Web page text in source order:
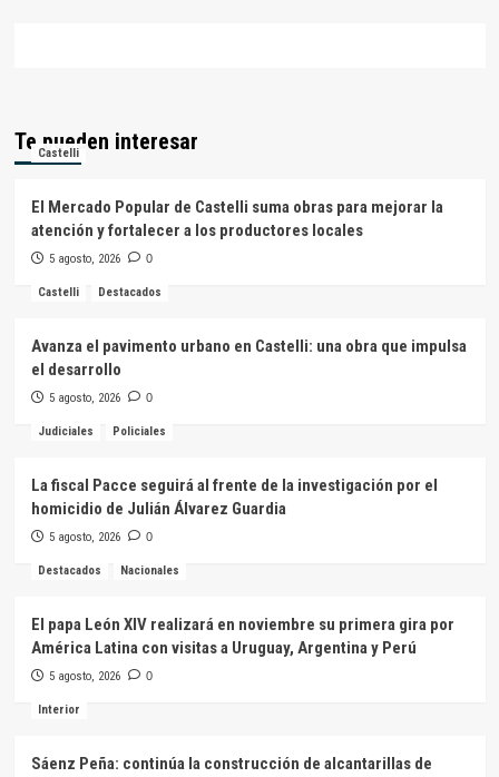
Te pueden interesar
Castelli
El Mercado Popular de Castelli suma obras para mejorar la
atención y fortalecer a los productores locales
5 agosto, 2026 0
Castelli Destacados
Avanza el pavimento urbano en Castelli: una obra que impulsa
el desarrollo
5 agosto, 2026 0
Judiciales Policiales
La fiscal Pacce seguirá al frente de la investigación por el
homicidio de Julián Álvarez Guardia
5 agosto, 2026 0
Destacados Nacionales
El papa León XIV realizará en noviembre su primera gira por
América Latina con visitas a Uruguay, Argentina y Perú
5 agosto, 2026 0
Interior
Sáenz Peña: continúa la construcción de alcantarillas de